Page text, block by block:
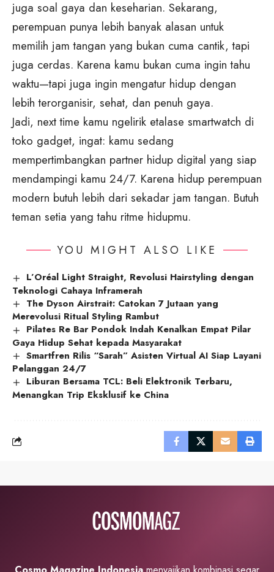
juga soal gaya dan keseharian. Sekarang,
perempuan punya lebih banyak alasan untuk
memilih jam tangan yang bukan cuma cantik, tapi
juga cerdas. Karena kamu bukan cuma ingin tahu
waktu—tapi juga ingin mengatur hidup dengan
lebih terorganisir, sehat, dan penuh gaya.
Jadi, next time kamu ngelirik etalase smartwatch di
toko gadget, ingat: kamu sedang
mempertimbangkan partner hidup digital yang siap
mendampingi kamu 24/7. Karena hidup perempuan
modern butuh lebih dari sekadar jam tangan. Butuh
teman setia yang tahu ritme hidupmu.
YOU MIGHT ALSO LIKE
L’Oréal Light Straight, Revolusi Hairstyling dengan
Teknologi Cahaya Inframerah
The Dyson Airstrait: Catokan 7 Jutaan yang
Merevolusi Ritual Styling Rambut
Pilates Re Bar Pondok Indah Kenalkan Empat Pilar
Gaya Hidup Sehat kepada Masyarakat
Smartfren Rilis “Sarah” Asisten Virtual AI Siap Layani
Pelanggan 24/7
Liburan Bersama TCL: Beli Elektronik Terbaru,
Menangkan Trip Eksklusif ke China